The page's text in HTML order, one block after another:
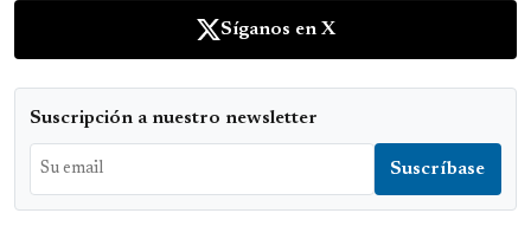
Síganos en X
Suscripción a nuestro newsletter